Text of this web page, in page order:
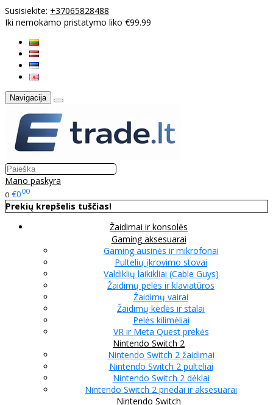
Susisiekite: +37065828488
Iki nemokamo pristatymo liko €99.99
Navigacija
Mano paskyra
0 €000
Prekių krepšelis tuščias!
Žaidimai ir konsolės
Gaming aksesuarai
Gaming ausinės ir mikrofonai
Pultelių įkrovimo stovai
Valdiklių laikikliai (Cable Guys)
Žaidimų pelės ir klaviatūros
Žaidimų vairai
Žaidimų kėdės ir stalai
Pelės kilimėliai
VR ir Meta Quest prekės
Nintendo Switch 2
Nintendo Switch 2 žaidimai
Nintendo Switch 2 pulteliai
Nintendo Switch 2 dėklai
Nintendo Switch 2 priedai ir aksesuarai
Nintendo Switch